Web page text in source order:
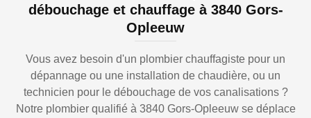
débouchage et chauffage à 3840 Gors-
Opleeuw
Vous avez besoin d'un plombier chauffagiste pour un
dépannage ou une installation de chaudière, ou un
technicien pour le débouchage de vos canalisations ?
Notre plombier qualifié à 3840 Gors-Opleeuw se déplace